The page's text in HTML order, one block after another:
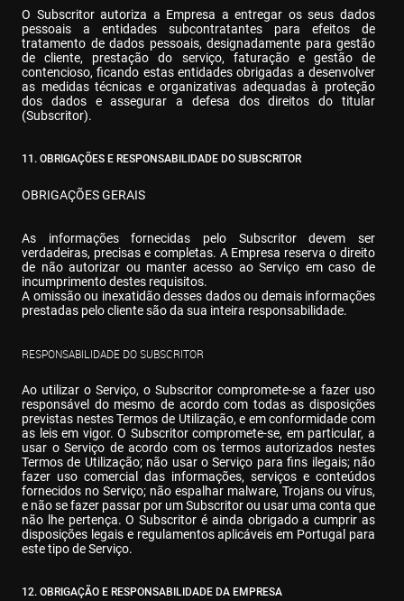
O Subscritor autoriza a Empresa a entregar os seus dados
pessoais a entidades subcontratantes para efeitos de
tratamento de dados pessoais, designadamente para gestão
de cliente, prestação do serviço, faturação e gestão de
contencioso, ficando estas entidades obrigadas a desenvolver
as medidas técnicas e organizativas adequadas à proteção
dos dados e assegurar a defesa dos direitos do titular
(Subscritor).
11. OBRIGAÇÕES E RESPONSABILIDADE DO SUBSCRITOR
OBRIGAÇÕES GERAIS
As informações fornecidas pelo Subscritor devem ser
verdadeiras, precisas e completas. A Empresa reserva o direito
de não autorizar ou manter acesso ao Serviço em caso de
incumprimento destes requisitos.
A omissão ou inexatidão desses dados ou demais informações
prestadas pelo cliente são da sua inteira responsabilidade.
RESPONSABILIDADE DO SUBSCRITOR
Ao utilizar o Serviço, o Subscritor compromete-se a fazer uso
responsável do mesmo de acordo com todas as disposições
previstas nestes Termos de Utilização, e em conformidade com
as leis em vigor. O Subscritor compromete-se, em particular, a
usar o Serviço de acordo com os termos autorizados nestes
Termos de Utilização; não usar o Serviço para fins ilegais; não
fazer uso comercial das informações, serviços e conteúdos
fornecidos no Serviço; não espalhar malware, Trojans ou vírus,
e não se fazer passar por um Subscritor ou usar uma conta que
não lhe pertença. O Subscritor é ainda obrigado a cumprir as
disposições legais e regulamentos aplicáveis em Portugal para
este tipo de Serviço.
12. OBRIGAÇÃO E RESPONSABILIDADE DA EMPRESA